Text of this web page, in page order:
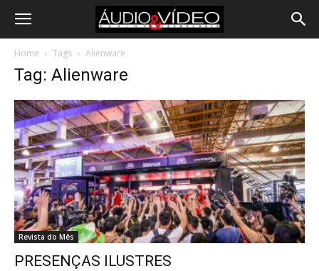
Home Tags Alienware
Tag: Alienware
Revista do Mês
PRESENÇAS ILUSTRES